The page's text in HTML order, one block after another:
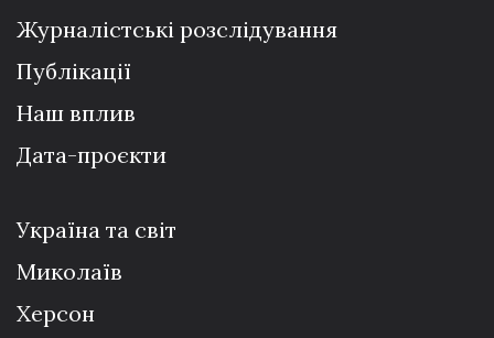
Журналістські розслідування
Публікації
Наш вплив
Дата-проєкти
Україна та світ
Миколаїв
Херсон